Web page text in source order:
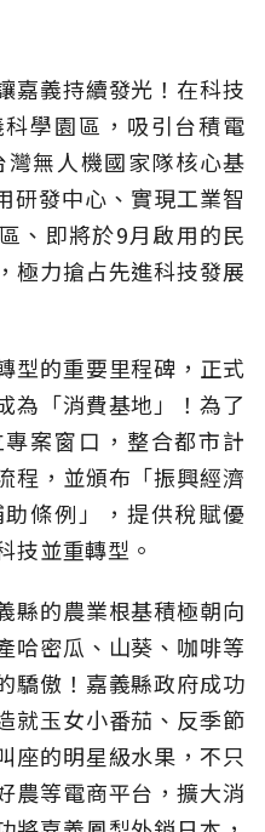
嘉義持續發光！在科技
學園區，吸引台積電
無人機國家隊核心基
研發中心、實現工業智
、即將於9月啟用的民
極力搶占先進科技發展
型的重要里程碑，正式
為「消費基地」！為了
案窗口，整合都市計
程，並頒布「振興經濟
條例」，提供稅賦優
技並重轉型。
縣的農業根基積極朝向
哈密瓜、山葵、咖啡等
驕傲！嘉義縣政府成功
就玉女小番茄、反季節
座的明星級水果，不只
農等電商平台，擴大消